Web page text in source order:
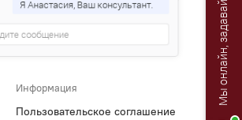
гигиене сна
Информация
Пользовательское соглашение
Я Анастасия, Ваш консультант.